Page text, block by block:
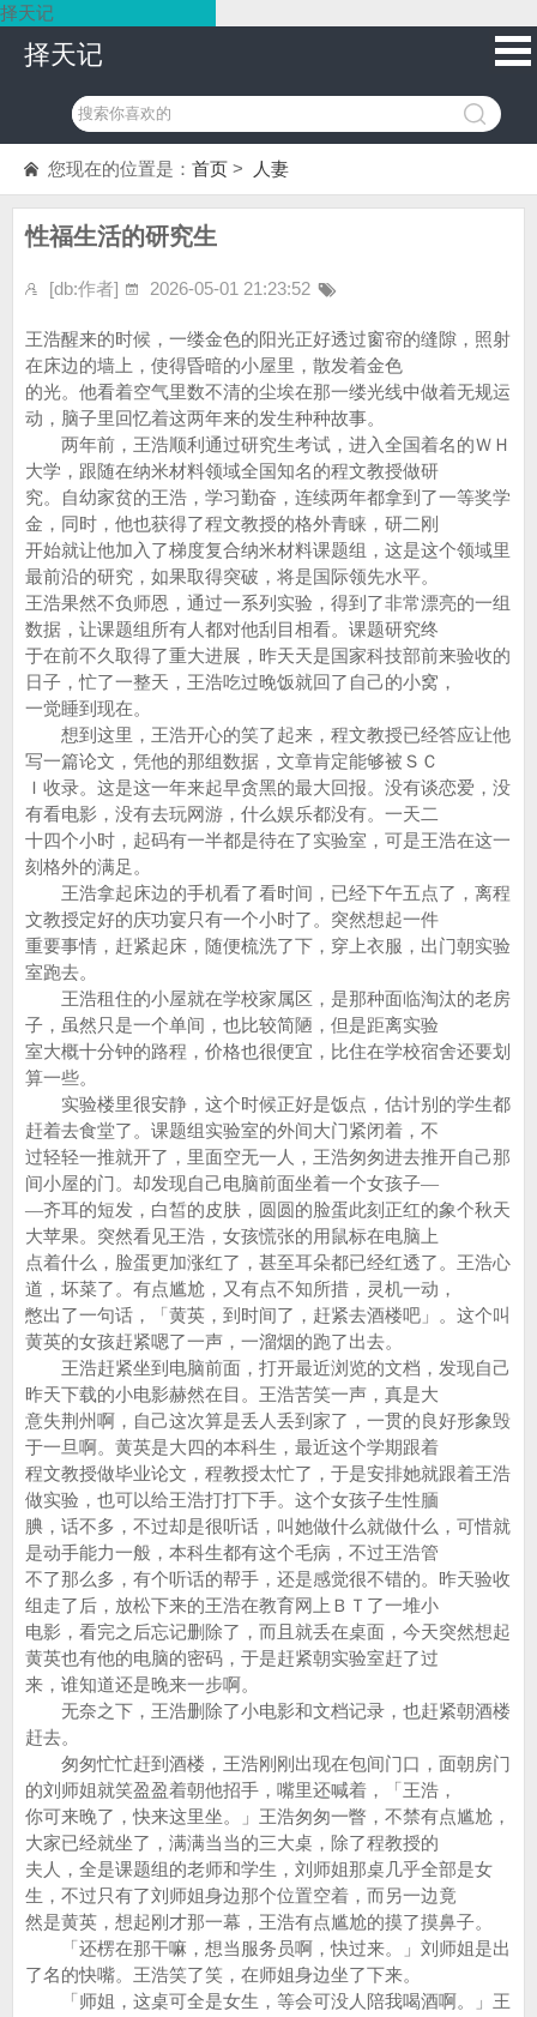
择天记
择天记
您现在的位置是： 首页 > 人妻
性福生活的研究生
[db:作者] 2026-05-01 21:23:52
王浩醒来的时候，一缕金色的阳光正好透过窗帘的缝隙，照射
在床边的墙上，使得昏暗的小屋里，散发着金色
的光。他看着空气里数不清的尘埃在那一缕光线中做着无规运
动，脑子里回忆着这两年来的发生种种故事。
两年前，王浩顺利通过研究生考试，进入全国着名的ＷＨ
大学，跟随在纳米材料领域全国知名的程文教授做研
究。自幼家贫的王浩，学习勤奋，连续两年都拿到了一等奖学
金，同时，他也获得了程文教授的格外青睐，研二刚
开始就让他加入了梯度复合纳米材料课题组，这是这个领域里
最前沿的研究，如果取得突破，将是国际领先水平。
王浩果然不负师恩，通过一系列实验，得到了非常漂亮的一组
数据，让课题组所有人都对他刮目相看。课题研究终
于在前不久取得了重大进展，昨天天是国家科技部前来验收的
日子，忙了一整天，王浩吃过晚饭就回了自己的小窝，
一觉睡到现在。
想到这里，王浩开心的笑了起来，程文教授已经答应让他
写一篇论文，凭他的那组数据，文章肯定能够被ＳＣ
Ｉ收录。这是这一年来起早贪黑的最大回报。没有谈恋爱，没
有看电影，没有去玩网游，什么娱乐都没有。一天二
十四个小时，起码有一半都是待在了实验室，可是王浩在这一
刻格外的满足。
王浩拿起床边的手机看了看时间，已经下午五点了，离程
文教授定好的庆功宴只有一个小时了。突然想起一件
重要事情，赶紧起床，随便梳洗了下，穿上衣服，出门朝实验
室跑去。
王浩租住的小屋就在学校家属区，是那种面临淘汰的老房
子，虽然只是一个单间，也比较简陋，但是距离实验
室大概十分钟的路程，价格也很便宜，比住在学校宿舍还要划
算一些。
实验楼里很安静，这个时候正好是饭点，估计别的学生都
赶着去食堂了。课题组实验室的外间大门紧闭着，不
过轻轻一推就开了，里面空无一人，王浩匆匆进去推开自己那
间小屋的门。却发现自己电脑前面坐着一个女孩子—
—齐耳的短发，白皙的皮肤，圆圆的脸蛋此刻正红的象个秋天
大苹果。突然看见王浩，女孩慌张的用鼠标在电脑上
点着什么，脸蛋更加涨红了，甚至耳朵都已经红透了。王浩心
道，坏菜了。有点尴尬，又有点不知所措，灵机一动，
憋出了一句话，「黄英，到时间了，赶紧去酒楼吧」。这个叫
黄英的女孩赶紧嗯了一声，一溜烟的跑了出去。
王浩赶紧坐到电脑前面，打开最近浏览的文档，发现自己
昨天下载的小电影赫然在目。王浩苦笑一声，真是大
意失荆州啊，自己这次算是丢人丢到家了，一贯的良好形象毁
于一旦啊。黄英是大四的本科生，最近这个学期跟着
程文教授做毕业论文，程教授太忙了，于是安排她就跟着王浩
做实验，也可以给王浩打打下手。这个女孩子生性腼
腆，话不多，不过却是很听话，叫她做什么就做什么，可惜就
是动手能力一般，本科生都有这个毛病，不过王浩管
不了那么多，有个听话的帮手，还是感觉很不错的。昨天验收
组走了后，放松下来的王浩在教育网上ＢＴ了一堆小
电影，看完之后忘记删除了，而且就丢在桌面，今天突然想起
黄英也有他的电脑的密码，于是赶紧朝实验室赶了过
来，谁知道还是晚来一步啊。
无奈之下，王浩删除了小电影和文档记录，也赶紧朝酒楼
赶去。
匆匆忙忙赶到酒楼，王浩刚刚出现在包间门口，面朝房门
的刘师姐就笑盈盈着朝他招手，嘴里还喊着，「王浩，
你可来晚了，快来这里坐。」王浩匆匆一瞥，不禁有点尴尬，
大家已经就坐了，满满当当的三大桌，除了程教授的
夫人，全是课题组的老师和学生，刘师姐那桌几乎全部是女
生，不过只有了刘师姐身边那个位置空着，而另一边竟
然是黄英，想起刚才那一幕，王浩有点尴尬的摸了摸鼻子。
「还楞在那干嘛，想当服务员啊，快过来。」刘师姐是出
了名的快嘴。王浩笑了笑，在师姐身边坐了下来。
「师姐，这桌可全是女生，等会可没人陪我喝酒啊。」王